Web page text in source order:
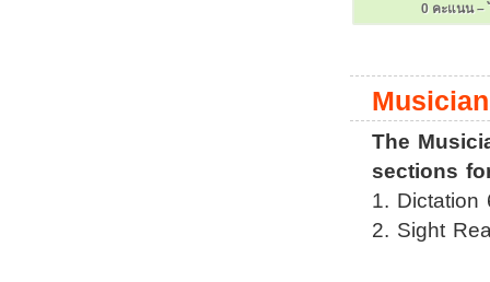
0 คะแนน–
The
sections
1. Dictation
2. Sight